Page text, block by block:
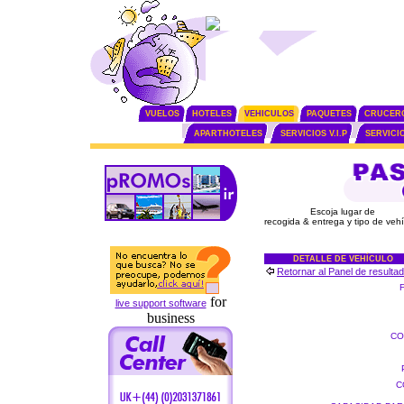
VUELOS HOTELES VEHICULOS PAQUETES
APARTHOTELES SERVICIOS V.I.P
live support softwarefor
business
Escoja lugar de
recogida & entrega y tipo de
DETALLE DE VEHÍCULO
Retornar al Panel de